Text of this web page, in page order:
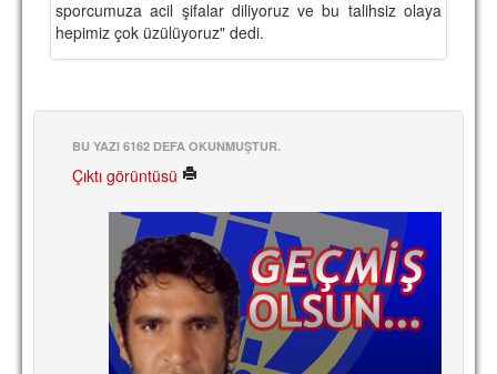
ESKi BAŞKANLAR
İRTİBAT
SİTE İSTATİSTİKLERİ
REKLAM YAYINI
sporcumuza acil şifalar diliyoruz ve bu talihsiz olaya
hepimiz çok üzülüyoruz" dedi.
BU YAZI 6162 DEFA OKUNMUŞTUR.
Çıktı görüntüsü